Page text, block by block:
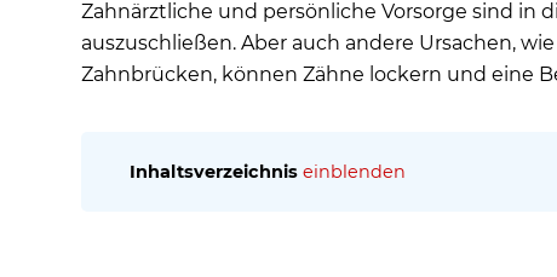
Zahnärztliche und persönliche Vorsorge sind in
auszuschließen. Aber auch andere Ursachen,
Zahnbrücken, können Zähne lockern und eine
Inhaltsverzeichnis einblenden